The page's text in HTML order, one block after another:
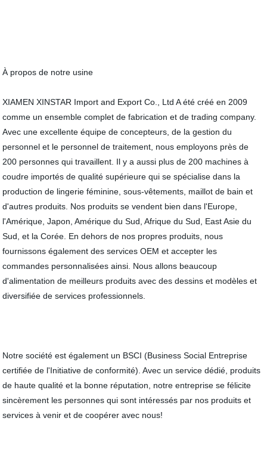
À propos de notre usine
XIAMEN XINSTAR Import and Export Co., Ltd A été créé en 2009
comme un ensemble complet de fabrication et de trading company.
Avec une excellente équipe de concepteurs, de la gestion du
personnel et le personnel de traitement, nous employons près de
200 personnes qui travaillent. Il y a aussi plus de 200 machines à
coudre importés de qualité supérieure qui se spécialise dans la
production de lingerie féminine, sous-vêtements, maillot de bain et
d'autres produits. Nos produits se vendent bien dans l'Europe,
l'Amérique, Japon, Amérique du Sud, Afrique du Sud, East Asie du
Sud, et la Corée. En dehors de nos propres produits, nous
fournissons également des services OEM et accepter les
commandes personnalisées ainsi. Nous allons beaucoup
d'alimentation de meilleurs produits avec des dessins et modèles et
diversifiée de services professionnels.
Notre société est également un BSCI (Business Social Entreprise
certifiée de l'Initiative de conformité). Avec un service dédié, produits
de haute qualité et la bonne réputation, notre entreprise se félicite
sincèrement les personnes qui sont intéressés par nos produits et
services à venir et de coopérer avec nous!